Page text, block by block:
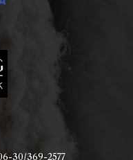
30/369-2577